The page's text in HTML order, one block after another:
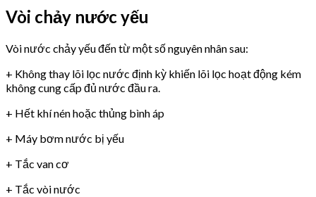
Vòi chảy nước yếu
Vòi nước chảy yếu đến từ một số nguyên nhân sau:
+ Không thay lõi lọc nước định kỳ khiến lõi lọc hoạt động kém
không cung cấp đủ nước đầu ra.
+ Hết khí nén hoặc thủng bình áp
+ Máy bơm nước bị yếu
+ Tắc van cơ
+ Tắc vòi nước